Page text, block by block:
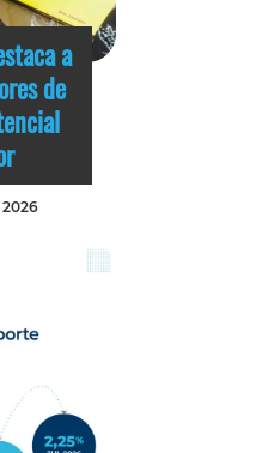
a
de